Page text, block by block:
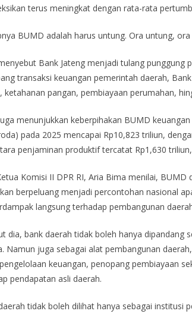
terus meningkat dengan rata-rata
BUMD adalah harus untung. Ora untung,
Bank Jateng menjadi tulang punggung
transaksi keuangan pemerintah daerah,
ketahanan pangan, pembiayaan perumahan,
menunjukkan keberpihakan BUMD
pada 2025 mencapai Rp10,823 triliun,
penjaminan produktif tercatat Rp1,630
Komisi II DPR RI, Aria Bima menilai,
berpeluang menjadi percontohan nasional
langsung terhadap pembangunan
dia, bank daerah tidak boleh hanya dipandang
Namun juga sebagai alat pembangunan
keuangan, penopang pembiayaan
pendapatan asli daerah.
tidak boleh dilihat hanya sebagai institusi